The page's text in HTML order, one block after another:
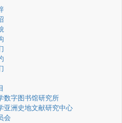
数字图书馆研究所
亚洲史地文献研究中心
会